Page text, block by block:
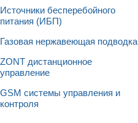
Источники бесперебойного
питания (ИБП)
Газовая нержавеющая подводка
ZONT дистанционное
управление
GSM системы управления и
контроля